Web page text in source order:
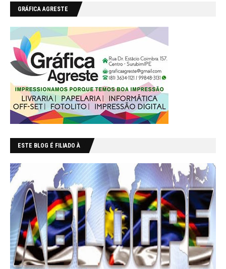
GRÁFICA AGRESTE
ESTE BLOG É FILIADO À